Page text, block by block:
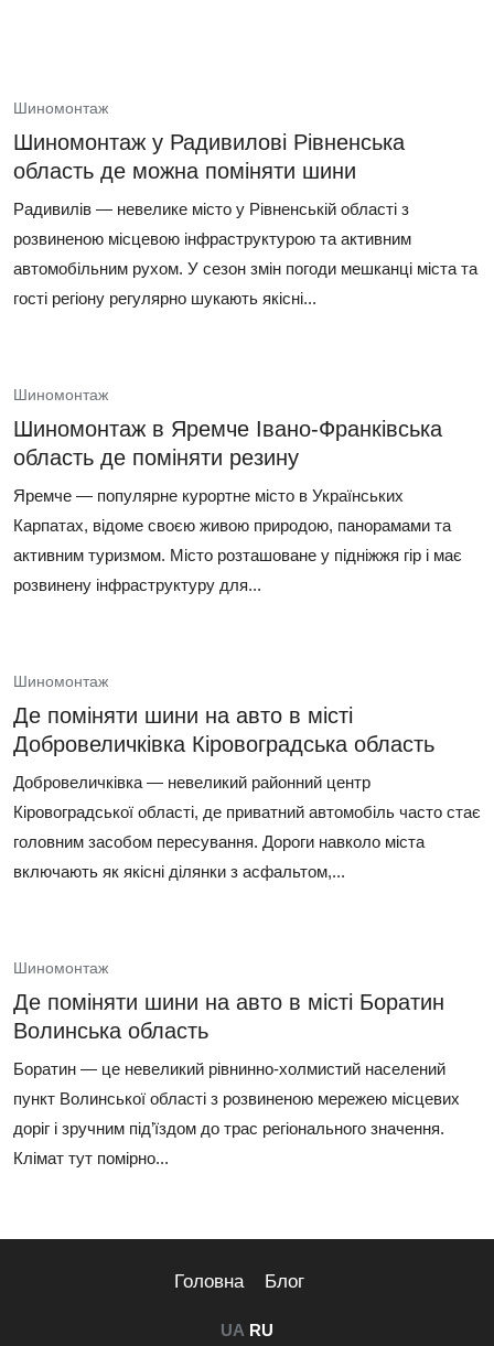
Шиномонтаж
Шиномонтаж у Радивилові Рівненська
область де можна поміняти шини
Радивилів — невелике місто у Рівненській області з
розвиненою місцевою інфраструктурою та активним
автомобільним рухом. У сезон змін погоди мешканці міста та
гості регіону регулярно шукають якісні...
Шиномонтаж
Шиномонтаж в Яремче Івано‑Франківська
область де поміняти резину
Яремче — популярне курортне місто в Українських
Карпатах, відоме своєю живою природою, панорамами та
активним туризмом. Місто розташоване у підніжжя гір і має
розвинену інфраструктуру для...
Шиномонтаж
Де поміняти шини на авто в місті
Добровеличківка Кіровоградська область
Добровеличківка — невеликий районний центр
Кіровоградської області, де приватний автомобіль часто стає
головним засобом пересування. Дороги навколо міста
включають як якісні ділянки з асфальтом,...
Шиномонтаж
Де поміняти шини на авто в місті Боратин
Волинська область
Боратин — це невеликий рівнинно-холмистий населений
пункт Волинської області з розвиненою мережею місцевих
доріг і зручним під’їздом до трас регіонального значення.
Клімат тут помірно...
Головна Блог
UA RU